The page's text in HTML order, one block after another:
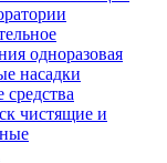
одноразовая
насадки
чистящие и